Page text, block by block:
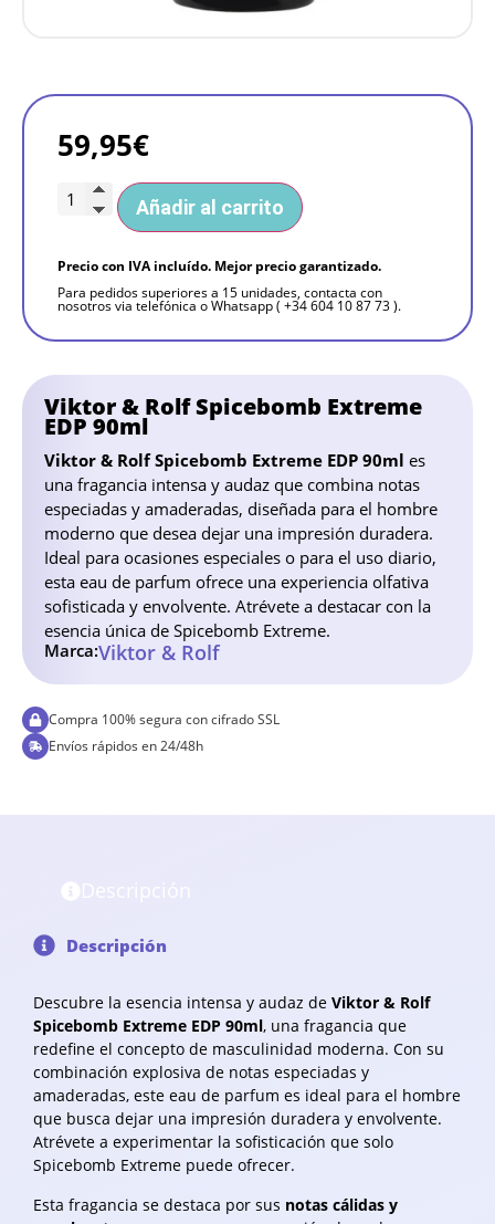
Viktor & Rolf Spicebomb Extreme
EDP 90ml
Viktor & Rolf Spicebomb Extreme EDP 90ml es
una fragancia intensa y audaz que combina notas
especiadas y amaderadas, diseñada para el hombre
moderno que desea dejar una impresión duradera.
Ideal para ocasiones especiales o para el uso diario,
esta eau de parfum ofrece una experiencia olfativa
sofisticada y envolvente. Atrévete a destacar con la
esencia única de Spicebomb Extreme.
Marca:Viktor & Rolf
59,95€
Añadir al carrito
Precio con IVA incluído. Mejor precio garantizado.
Para pedidos superiores a 15 unidades, contacta con
nosotros via telefónica o Whatsapp ( +34 604 10 87 73 ).
Compra 100% segura con cifrado SSL
Envíos rápidos en 24/48h
Descripción
Descubre la esencia intensa y audaz de Viktor & Rolf
Spicebomb Extreme EDP 90ml, una fragancia que
redefine el concepto de masculinidad moderna. Con su
combinación explosiva de notas especiadas y
amaderadas, este eau de parfum es ideal para el hombre
que busca dejar una impresión duradera y envolvente.
Atrévete a experimentar la sofisticación que solo
Spicebomb Extreme puede ofrecer.
Esta fragancia se destaca por sus notas cálidas y